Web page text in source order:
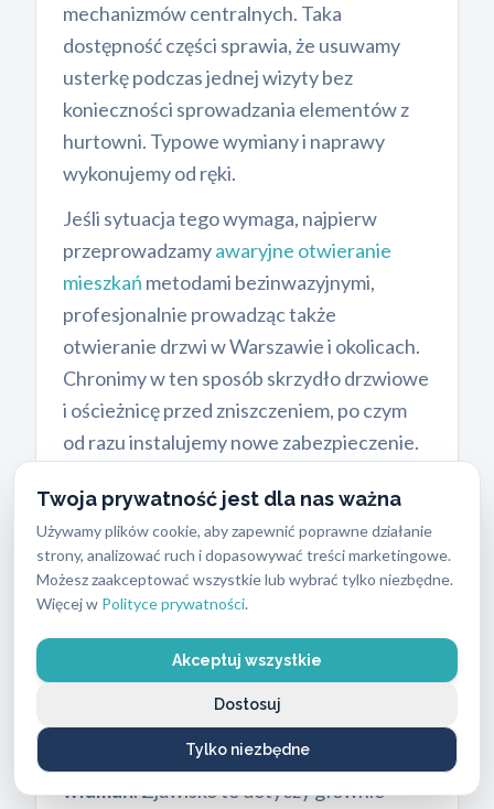
Twoja prywatność jest dla nas ważna
Używamy plików cookie, aby zapewnić poprawne działanie
strony, analizować ruch i dopasowywać treści marketingowe.
Możesz zaakceptować wszystkie lub wybrać tylko niezbędne.
Więcej w Polityce prywatności.
Akceptuj wszystkie
Tylko niezbędne
Dostosuj
mechanizmów centralnych. Taka
dostępność części sprawia, że usuwamy
usterkę podczas jednej wizyty bez
konieczności sprowadzania elementów z
hurtowni. Typowe wymiany i naprawy
wykonujemy od ręki.
Jeśli sytuacja tego wymaga, najpierw
przeprowadzamyawaryjne otwieranie
mieszkań metodami bezinwazyjnymi,
profesjonalnie prowadząc także
otwieranie drzwi w Warszawie i okolicach.
Chronimy w ten sposób skrzydło drzwiowe
i ościeżnicę przed zniszczeniem, po czym
od razu instalujemy nowe zabezpieczenie.
większych szkód albo uszkodzeniu
elementów drzwi.
Ostrzeżenie dla posiadaczy
drzwi Dierre sprzed 2012 roku
Na terenie warszawskich osiedli
odnotowano wzrost tak zwanych
włamań. Zjawisko to dotyczy głównie